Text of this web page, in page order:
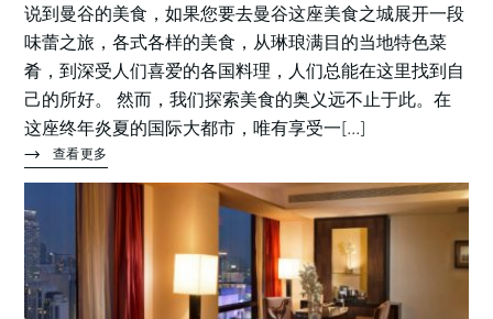
说到曼谷的美食，如果您要去曼谷这座美食之城展开一段
味蕾之旅，各式各样的美食，从琳琅满目的当地特色菜
肴，到深受人们喜爱的各国料理，人们总能在这里找到自
己的所好。 然而，我们探索美食的奥义远不止于此。在
这座终年炎夏的国际大都市，唯有享受一[...]
查看更多